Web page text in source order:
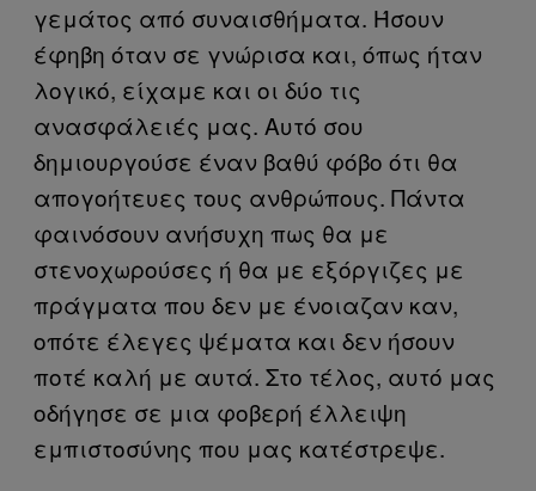
γεμάτος από συναισθήματα. Ήσουν
έφηβη όταν σε γνώρισα και, όπως ήταν
λογικό, είχαμε και οι δύο τις
ανασφάλειές μας. Αυτό σου
δημιουργούσε έναν βαθύ φόβο ότι θα
απογοήτευες τους ανθρώπους. Πάντα
φαινόσουν ανήσυχη πως θα με
στενοχωρούσες ή θα με εξόργιζες με
πράγματα που δεν με ένοιαζαν καν,
οπότε έλεγες ψέματα και δεν ήσουν
ποτέ καλή με αυτά. Στο τέλος, αυτό μας
οδήγησε σε μια φοβερή έλλειψη
εμπιστοσύνης που μας κατέστρεψε.